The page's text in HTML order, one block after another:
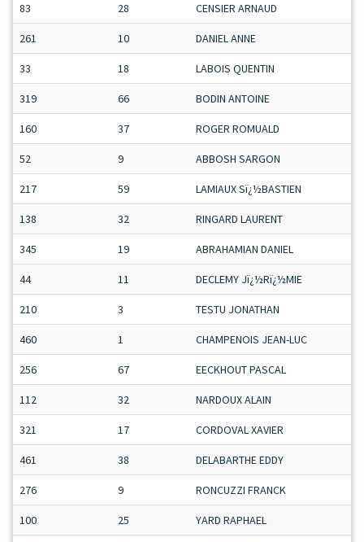
83 28 CENSIER ARNAUD
261 10 DANIEL ANNE
33 18 LABOIS QUENTIN
319 66 BODIN ANTOINE
160 37 ROGER ROMUALD
52 9 ABBOSH SARGON
217 59 LAMIAUX Sï¿½BASTIEN
138 32 RINGARD LAURENT
345 19 ABRAHAMIAN DANIEL
44 11 DECLEMY Jï¿½Rï¿½MIE
210 3 TESTU JONATHAN
460 1 CHAMPENOIS JEAN-LUC
256 67 EECKHOUT PASCAL
112 32 NARDOUX ALAIN
321 17 CORDOVAL XAVIER
461 38 DELABARTHE EDDY
276 9 RONCUZZI FRANCK
100 25 YARD RAPHAEL